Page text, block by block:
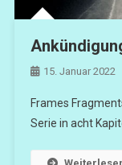
15. Januar 2022
Frames
Serie in acht